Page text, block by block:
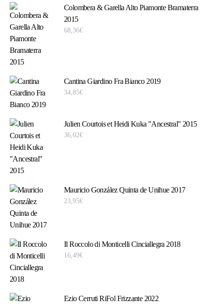
Colombera & Garella Alto Piamonte Bramaterra
2015
68,36€
Cantina Giardino Fra Bianco 2019
34,85€
Julien Courtois et Heidi Kuka "Ancestral" 2015
36,02€
Mauricio González Quinta de Unihue 2017
23,95€
Il Roccolo di Monticelli Cinciallegra 2018
16,49€
Ezio Cerruti RiFol Frizzante 2022